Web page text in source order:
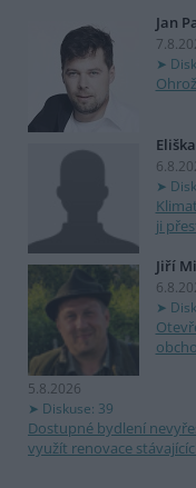
Jan
ji
Jiří
5.8.2026
Diskuse: 39
Dostupné bydlení
využít renovace